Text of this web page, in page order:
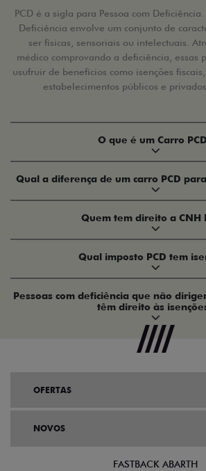
PCD é a sigla para Pessoa com
Deficiência envolve um conjunto de
ser físicas, sensoriais ou intelectuais.
médico comprovando a deficiência, essas
usufruir de benefícios como isenções
estabelecimentos públicos e
O que é um Carro
Qual a diferença de um carro PCD
Quem tem direito a CNH
Qual imposto PCD tem
Pessoas com deficiência que não
têm direito às
OFERTAS
NOVOS
FASTBACK ABARTH